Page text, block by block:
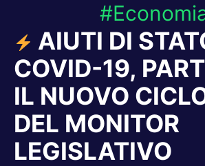
AIUTI DI
COVID-19,
IL NUOVO
DEL MONITOR
LEGISLATIVO